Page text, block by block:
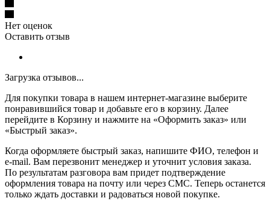
Нет оценок
Оставить отзыв
Загрузка отзывов...
Для покупки товара в нашем интернет-магазине выберите
понравившийся товар и добавьте его в корзину. Далее
перейдите в Корзину и нажмите на «Оформить заказ» или
«Быстрый заказ».
Когда оформляете быстрый заказ, напишите ФИО, телефон и
e-mail. Вам перезвонит менеджер и уточнит условия заказа.
По результатам разговора вам придет подтверждение
оформления товара на почту или через СМС. Теперь останется
только ждать доставки и радоваться новой покупке.